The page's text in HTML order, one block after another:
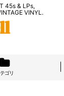
45s & LPs,
VINYL.
ゴリ